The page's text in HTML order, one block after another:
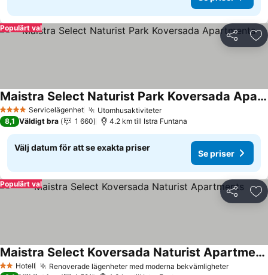
Dela
Populärt val
4 StjärnorServicelägenhet UtomhusaktiviteterSe priser
Maistra Select Naturist Park Koversada Apartments
Se priser
8,1 Väldigt bra 1 660 4.2 km till Istra Funtana
Välj datum för att se exakta priser
Se priser
Dela
Populärt val
2 Stjärnor
Hotell Renoverade lägenheter med moderna bekvämligheterSe priser
Maistra Select Koversada Naturist Apartments
Se priser